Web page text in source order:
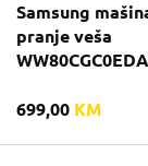
Samsung
pranje veša
699,00 KM